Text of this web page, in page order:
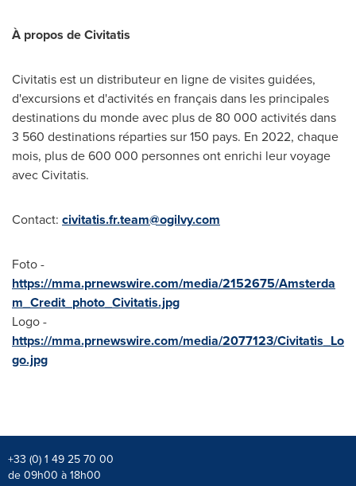
À propos de Civitatis
Civitatis est un distributeur en ligne de visites guidées,
d'excursions et d'activités en français dans les principales
destinations du monde avec plus de 80 000 activités dans
3 560 destinations réparties sur 150 pays. En 2022, chaque
mois, plus de 600 000 personnes ont enrichi leur voyage
avec Civitatis.
Contact: civitatis.fr.team@ogilvy.com
Foto -
https://mma.prnewswire.com/media/2152675/Amsterda
m_Credit_photo_Civitatis.jpg
Logo -
https://mma.prnewswire.com/media/2077123/Civitatis_Lo
go.jpg
+33 (0) 1 49 25 70 00
de 09h00 à 18h00